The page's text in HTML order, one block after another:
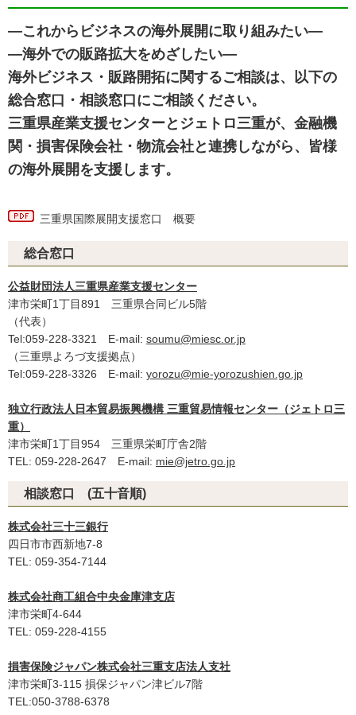
―これからビジネスの海外展開に取り組みたい―
―海外での販路拡大をめざしたい―
海外ビジネス・販路開拓に関するご相談は、以下の
総合窓口・相談窓口にご相談ください。
三重県産業支援センターとジェトロ三重が、金融機
関・損害保険会社・物流会社と連携しながら、皆様
の海外展開を支援します。
三重県国際展開支援窓口 概要
総合窓口
公益財団法人三重県産業支援センター
津市栄町1丁目891 三重県合同ビル5階
（代表）
Tel:059-228-3321 E-mail: soumu@miesc.or.jp
（三重県よろづ支援拠点）
Tel:059-228-3326 E-mail: yorozu@mie-yorozushien.go.jp
独立行政法人日本貿易振興機構 三重貿易情報センター（ジェトロ三
重）
津市栄町1丁目954 三重県栄町庁舎2階
TEL: 059-228-2647 E-mail: mie@jetro.go.jp
相談窓口 (五十音順)
株式会社三十三銀行
四日市市西新地7-8
TEL: 059-354-7144
株式会社商工組合中央金庫津支店
津市栄町4-644
TEL: 059-228-4155
損害保険ジャパン株式会社三重支店法人支社
津市栄町3-115 損保ジャパン津ビル7階
TEL:050-3788-6378